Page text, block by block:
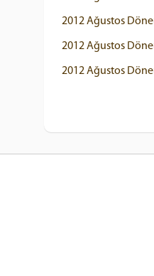
2012 Ağustos
2012 Ağustos
2012 Ağustos